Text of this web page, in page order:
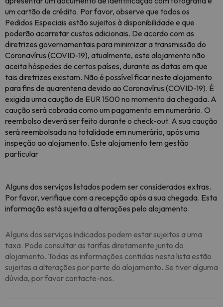
um cartão de crédito. Por favor, observe que todos os
Pedidos Especiais estão sujeitos à disponibilidade e que
poderão acarretar custos adicionais. De acordo com as
diretrizes governamentais para minimizar a transmissão do
Coronavírus (COVID-19), atualmente, este alojamento não
aceita hóspedes de certos países, durante as datas em que
tais diretrizes existam. Não é possível ficar neste alojamento
para fins de quarentena devido ao Coronavírus (COVID-19). É
exigida uma caução de EUR 1500 no momento da chegada. A
caução será cobrada como um pagamento em numerário. O
reembolso deverá ser feito durante o check-out. A sua caução
será reembolsada na totalidade em numerário, após uma
inspeção ao alojamento. Este alojamento tem gestão
particular
Alguns dos serviços listados podem ser considerados extras.
Por favor, verifique com a recepção após a sua chegada. Esta
informação está sujeita a alterações pelo alojamento.
Alguns dos serviços indicados podem estar sujeitos a uma
taxa. Pode consultar as tarifas diretamente junto do
alojamento. Todas as informações contidas nesta lista estão
sujeitas a alterações por parte do alojamento. Se tiver alguma
dúvida, por favor contacte-nos.